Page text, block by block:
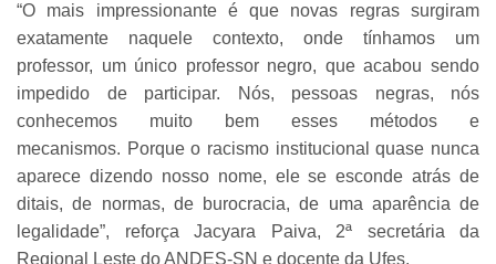
“O mais impressionante é que novas regras surgiram
exatamente naquele contexto, onde tínhamos um
professor, um único professor negro, que acabou sendo
impedido de participar. Nós, pessoas negras, nós
conhecemos muito bem esses métodos e
mecanismos. Porque o racismo institucional quase nunca
aparece dizendo nosso nome, ele se esconde atrás de
ditais, de normas, de burocracia, de uma aparência de
legalidade”, reforça Jacyara Paiva, 2ª secretária da
Regional Leste do ANDES-SN e docente da Ufes.